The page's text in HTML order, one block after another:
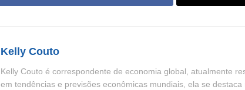
Kelly Couto
Kelly Couto é correspondente de economia global, atualmente
em tendências e previsões econômicas mundiais, ela se